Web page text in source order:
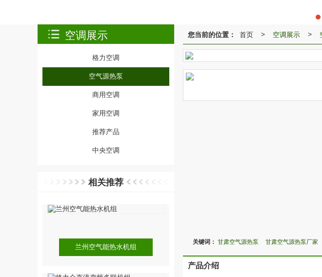
您当前的位置： 首页 > 空调展示 >
关键词： 甘肃空气源热泵 甘肃空气源热泵厂家
产品介绍
空调展示
格力空调
空气源热泵
商用空调
家用空调
推荐产品
中央空调
相关推荐
兰州空气能热水机组